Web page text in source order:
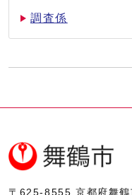
調査係
〒625-8555 京都府舞